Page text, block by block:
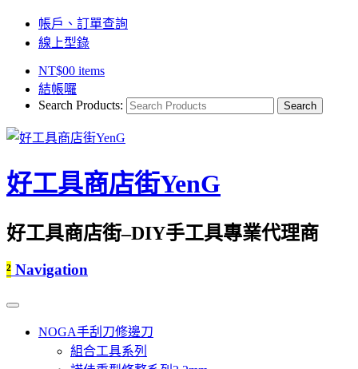
帳戶、訂單查詢
線上型錄
NT$00 items
結帳囉
Search Products:
好工具商店街YenG
好工具商店街–DIY手工具專業代理商
² Navigation
NOGA手刮刀修邊刀
組合工具系列